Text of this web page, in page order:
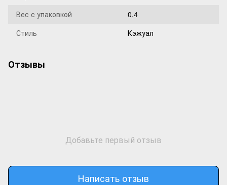
Вес с упаковкой
0,4
Стиль
Кэжуал
Отзывы
Добавьте первый отзыв
Написать отзыв